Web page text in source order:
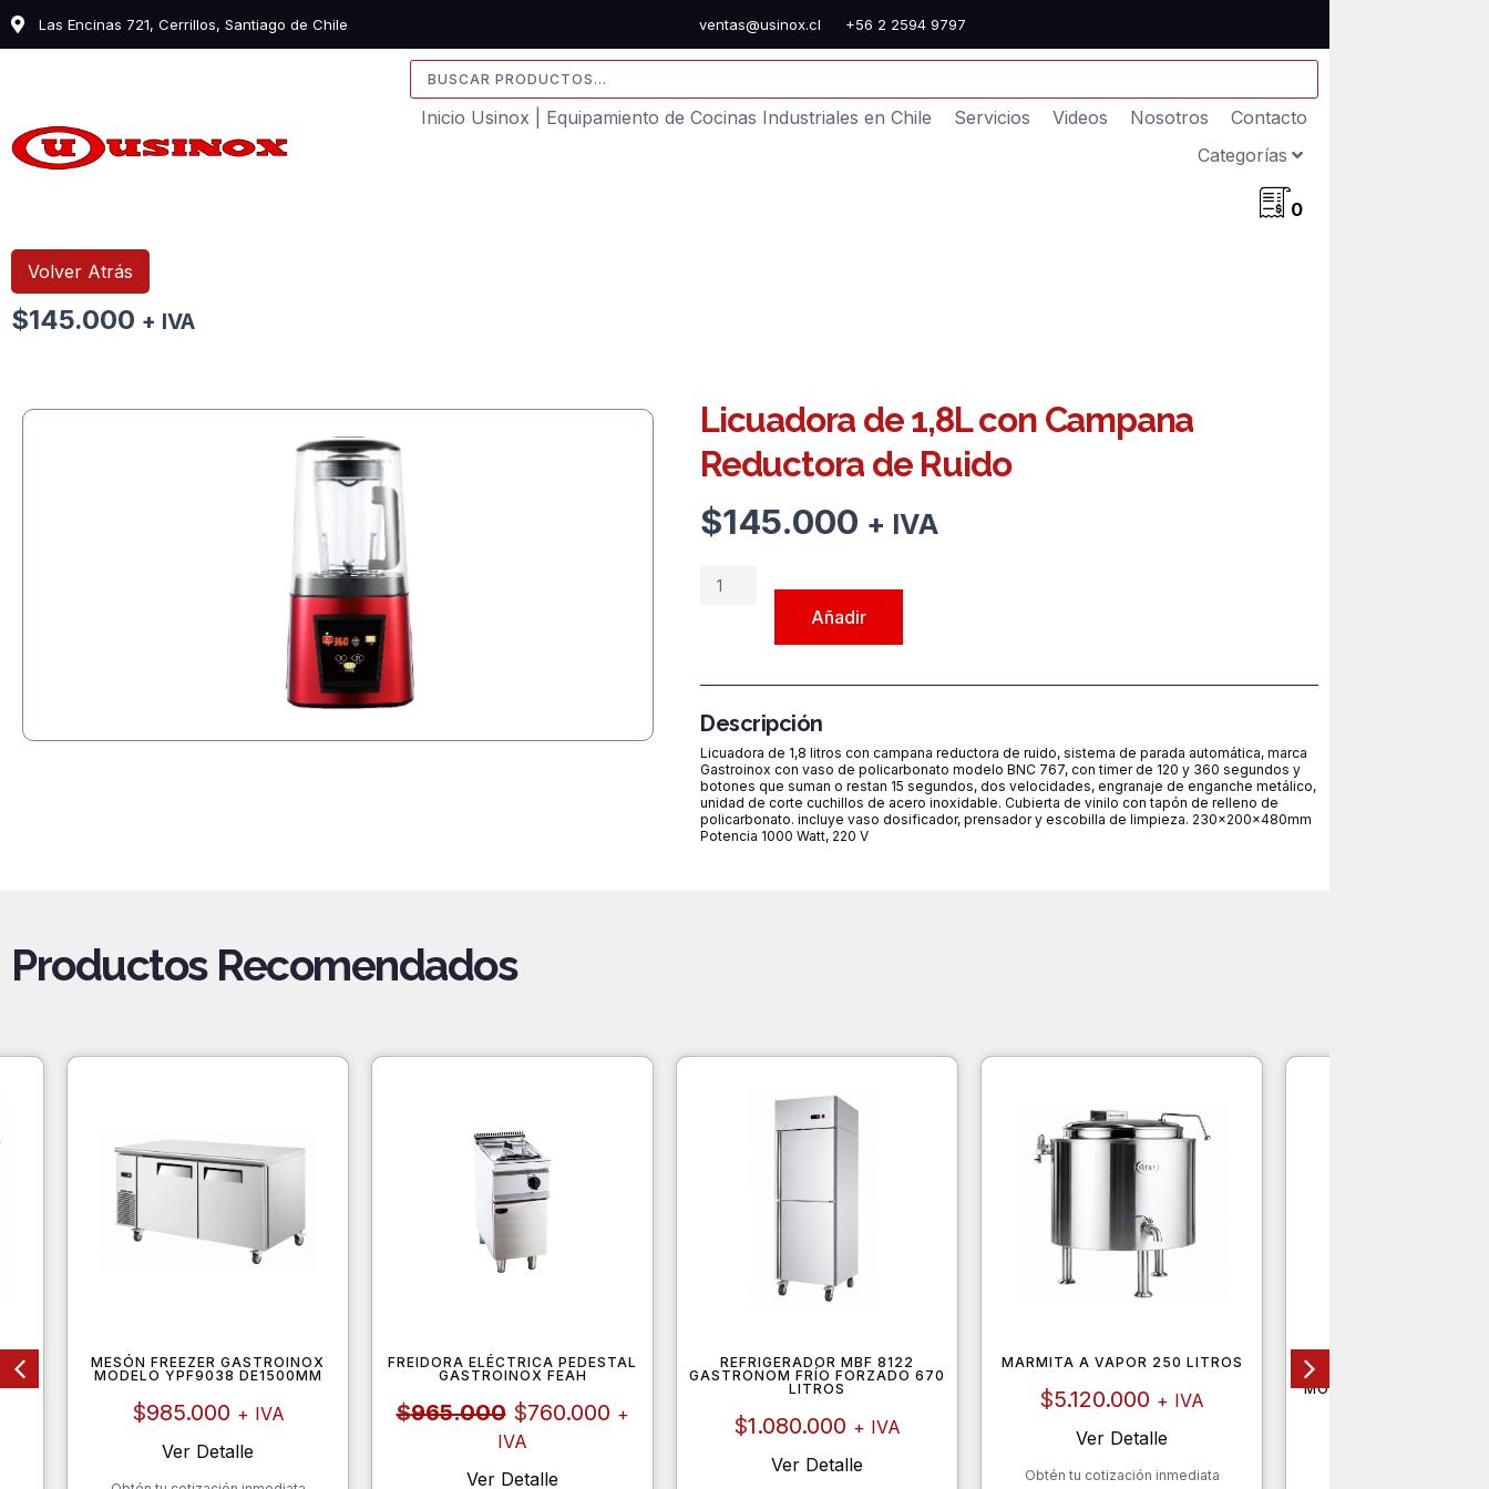
Las Encinas 721, Cerrillos, Santiago de Chile ventas@usinox.cl +56 2 2594 9797
Search
...
Inicio Usinox | Equipamiento de Cocinas Industriales en Chile
Servicios Videos Nosotros
Contacto
Categorías
0
Volver Atrás
$145.000 + IVA
Licuadora de 1,8L con Campana
Reductora de Ruido
$145.000 + IVA
Licuadora
Campana
Reductora
de
Ruido
cantidad
Añadir
Descripción
Licuadora de 1,8 litros con campana reductora de ruido, sistema de parada automática, marca
Gastroinox con vaso de policarbonato modelo BNC 767, con timer de 120 y 360 segundos y
botones que suman o restan 15 segundos, dos velocidades, engranaje de enganche metálico,
unidad de corte cuchillos de acero inoxidable. Cubierta de vinilo con tapón de relleno de
policarbonato. incluye vaso dosificador, prensador y escobilla de limpieza. 230x200x480mm
Potencia 1000 Watt, 220 V
Productos Recomendados
MESÓN FREEZER GASTROINOX
MODELO YPF9038 DE1500MM
$985.000 + IVA
Ver Detalle
FREIDORA ELÉCTRICA PEDESTAL
GASTROINOX FEAH
$965.000
El
precio
original
era:
$760.000precio
+
IVA
Ver Detalle
REFRIGERADOR MBF 8122
GASTRONOM FRÍO FORZADO 670
LITROS
$1.080.000 + IVA
Ver Detalle
MARMITA A VAPOR 250 LITROS
$5.120.000 + IVA
Ver Detalle
Obtén tu cotización inmediata
HORNO CONVECTOR
MODELO MT 90 DE 4